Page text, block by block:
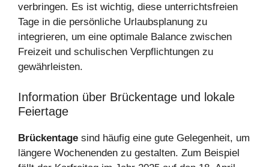
verbringen. Es ist wichtig, diese unterrichtsfreien
Tage in die persönliche Urlaubsplanung zu
integrieren, um eine optimale Balance zwischen
Freizeit und schulischen Verpflichtungen zu
gewährleisten.
Information über Brückentage und lokale
Feiertage
Brückentage sind häufig eine gute Gelegenheit, um
längere Wochenenden zu gestalten. Zum Beispiel